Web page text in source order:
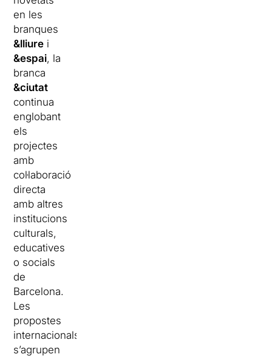
en les
branques
&lliure i
&espai, la
branca
&ciutat
continua
englobant
els
projectes
amb
col·laboració
directa
amb altres
institucions
culturals,
educatives
o socials
de
Barcelona.
Les
propostes
internacionals
s’agrupen